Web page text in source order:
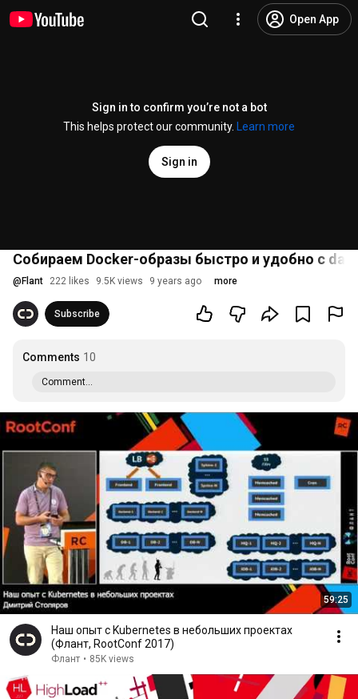
Open App
Sign in to confirm you’re not a bot
This helps protect our community.
Learn more
Sign in
Собираем Docker-образы быстро и удобно с
@ Flant 222 likes 9.5K views 9 years ago more
Subscribe
Comments 10
Comment...
59:25
Наш опыт с Kubernetes в небольших проектах
(Флант, RootConf 2017)
Флант • 85K views